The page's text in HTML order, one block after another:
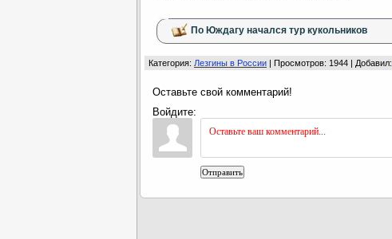
По Юждагу начался тур кукольников
Категория: Лезгины в России | Просмотров: 1944 | Добавил:
Оставьте свой комментарий!
Войдите:
Отправить